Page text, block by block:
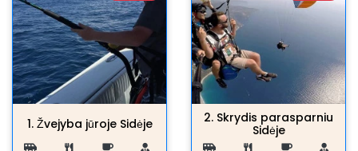
1. Žvejyba jūroje Sidėje 2. Skrydis parasparniu
Sidėje